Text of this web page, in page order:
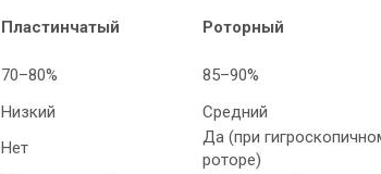
Пластинчатый Роторный
70–80% 85–90%
Низкий Средний
Нет
Да (при
роторе)